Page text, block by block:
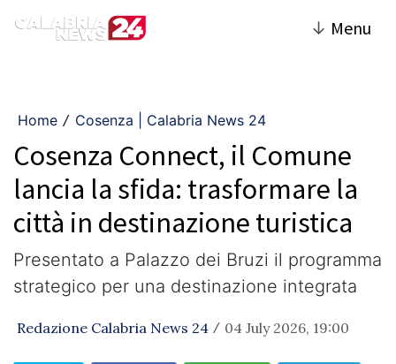
↓ Menu
Home / Cosenza | Calabria News 24
Cosenza Connect, il Comune
lancia la sfida: trasformare la
città in destinazione turistica
Presentato a Palazzo dei Bruzi il programma
strategico per una destinazione integrata
Redazione Calabria News 24 / 04 July 2026, 19:00